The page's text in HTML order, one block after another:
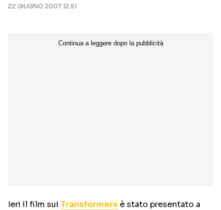
22 GIUGNO 2007 12:51
Ieri il film sui Transformers è stato presentato a